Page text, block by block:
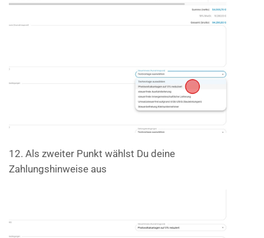
12. Als zweiter Punkt wählst Du deine
Zahlungshinweise aus